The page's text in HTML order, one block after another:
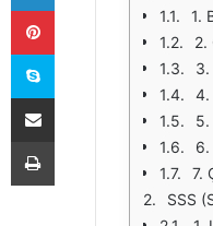
1.
2.
3.
4.
5.
6.
7.
SSS
Pinterest
Skype
E-Posta ile paylaş